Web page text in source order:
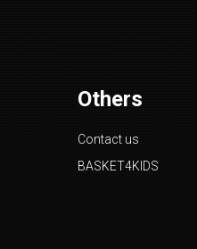
Others
Contact us
BASKET4KIDS